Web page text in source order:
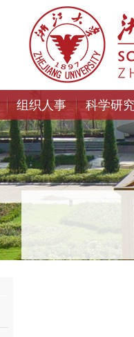
组织人事 科学研